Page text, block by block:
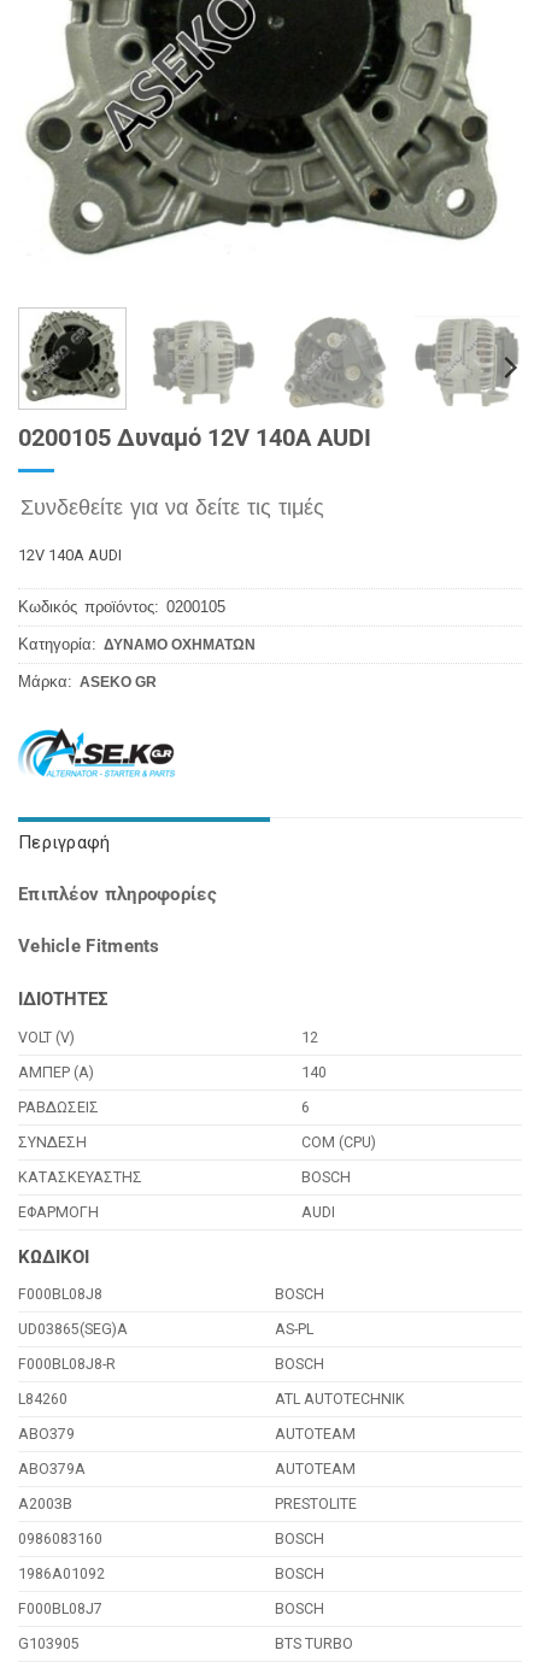
0200105 Δυναμό 12V 140A AUDI
Συνδεθείτε για να δείτε τις τιμές
12V 140A AUDI
Κωδικός προϊόντος: 0200105
Κατηγορία: ΔΥΝΑΜΟ ΟΧΗΜΑΤΩΝ
Μάρκα: ASEKO GR
Περιγραφή
Επιπλέον πληροφορίες
Vehicle Fitments
ΙΔΙΟΤΗΤΕΣ
VOLT (V)
12
ΑΜΠΕΡ (Α)
140
ΡΑΒΔΩΣΕΙΣ
6
ΣΥΝΔΕΣΗ
COM (CPU)
ΚΑΤΑΣΚΕΥΑΣΤΗΣ
BOSCH
ΕΦΑΡΜΟΓΗ
AUDI
ΚΩΔΙΚΟΙ
F000BL08J8
BOSCH
UD03865(SEG)A
AS-PL
F000BL08J8-R
BOSCH
L84260
ATL AUTOTECHNIK
ABO379
AUTOTEAM
ABO379A
AUTOTEAM
A2003B
PRESTOLITE
0986083160
BOSCH
1986A01092
BOSCH
F000BL08J7
BOSCH
G103905
BTS TURBO